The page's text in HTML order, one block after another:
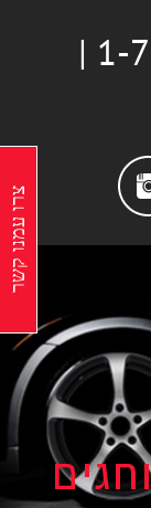
חייגו: 1-700-700-810 |
צרו עמנו קשר